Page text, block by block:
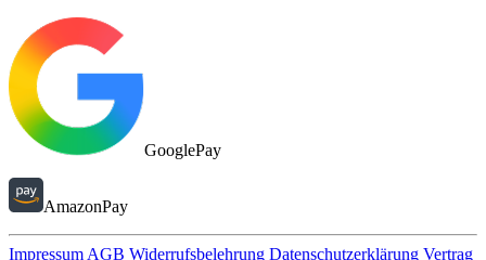
GooglePay
AmazonPay
Impressum AGB Widerrufsbelehrung Datenschutzerklärung Vertrag